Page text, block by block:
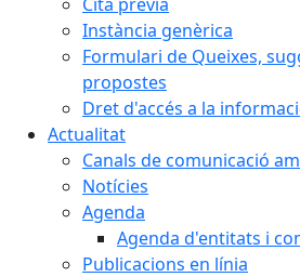
Instància genèrica
Formulari de Queixes,
propostes
Dret d'accés a la
Actualitat
Canals de comunicació
Notícies
Agenda
Agenda d'entitats i
Publicacions en línia